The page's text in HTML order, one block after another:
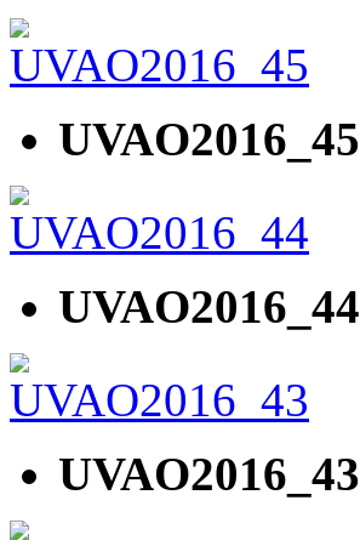
UVAO2016_45
UVAO2016_44
UVAO2016_43